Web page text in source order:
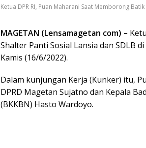
Ketua DPR RI, Puan Maharani Saat Memborong
MAGETAN (Lensamagetan com) –
Shalter Panti Sosial Lansia dan SDLB
Kamis (16/6/2022).
Dalam kunjungan Kerja (Kunker) itu,
DPRD Magetan Sujatno dan Kepala
(BKKBN) Hasto Wardoyo.